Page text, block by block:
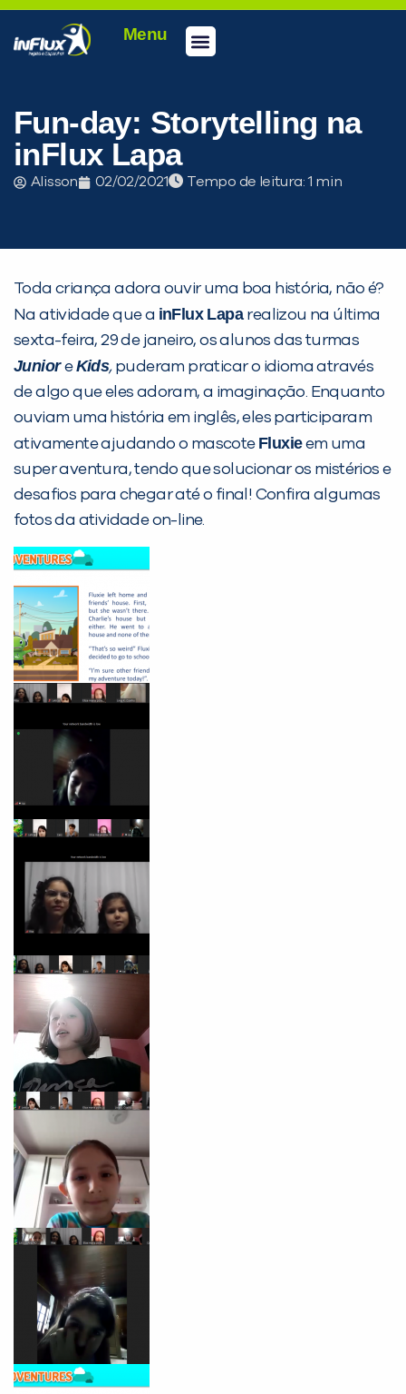
Menu
Fun-day: Storytelling na
inFlux Lapa
Alisson 02/02/2021 Tempo de leitura:
Toda criança adora ouvir uma boa história, não é?
Na atividade que a inFlux Lapa realizou na última
sexta-feira, 29 de janeiro, os alunos das turmas
JunioreKids, puderam praticar o idioma através
de algo que eles adoram, a imaginação. Enquanto
ouviam uma história em inglês, eles participaram
ativamente ajudando o mascote Fluxieem uma
super aventura, tendo que solucionar os mistérios e
desafios para chegar até o final! Confira algumas
fotos da atividade on-line.
PEÇA UMA DEMONSTRAÇÃO DE MÉTODO
Desculpe!
Não encontramos nenhuma unidade
inFlux nesta cidade ou bairro que
você digitou.
Preencha com seus dados abaixo e
já vamos te colocar em contato
Você é aluno inFlux?
Sim
VOLTAR